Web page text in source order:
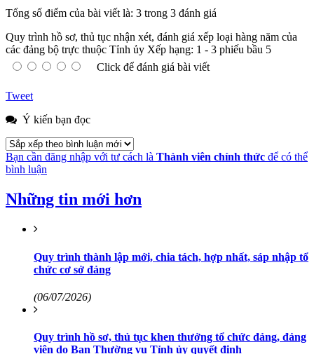
Tổng số điểm của bài viết là: 3 trong 3 đánh giá
Quy trình hồ sơ, thủ tục nhận xét, đánh giá xếp loại hàng năm của
các đảng bộ trực thuộc Tỉnh ủy Xếp hạng: 1 - 3 phiếu bầu 5
Click để đánh giá bài viết
Tweet
Ý kiến bạn đọc
Bạn cần đăng nhập với tư cách là Thành viên chính thức để có thể
bình luận
Những tin mới hơn
Quy trình thành lập mới, chia tách, hợp nhất, sáp nhập tổ
chức cơ sở đảng
(06/07/2026)
Quy trình hồ sơ, thủ tục khen thưởng tổ chức đảng, đảng
viên do Ban Thường vụ Tỉnh ủy quyết định